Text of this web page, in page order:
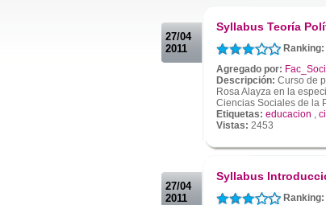
27/04
2011
Syllabus Teoría
Ranking:
Agregado por:
Descripción: Curso de
Rosa Alayza en la
Ciencias Sociales de la
Etiquetas: educacion ,
Vistas: 2453
27/04
2011
Syllabus
Ranking: